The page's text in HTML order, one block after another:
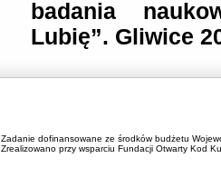
badania
Lubię”. Gliwice
Zadanie dofinansowane ze środków budżetu
Zrealizowano przy wsparciu Fundacji Otwarty Kod